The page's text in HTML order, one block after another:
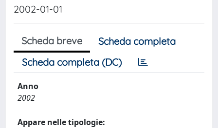
2002-01-01
Scheda breve
Scheda completa
Scheda completa (DC)
Anno
2002
Appare nelle tipologie: